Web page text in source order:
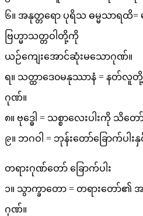
၆။ အနုတ္တရော ပုရိသ ဓမ္မသာရထိ
ဗြဟ္မာသတ္တဝါတို့ကို
ယဉ်ကျေးအောင်ဆုံးမသောဂုဏ်။
ရ။ သတ္ထာဒေ၀မနုဿာနံ = နတ်လူ
ဂုဏ်။
၈။ ဗုဒ္ဓေါ = သစ္စာလေးပါးကို သိတ
၉။ ဘဂဝါ = ဘုန်းတော်ခြောက်ပါ
တရားဂုဏ်တော် ခြောက်ပါး
၁။ သွာက္ခာတော = တရားတော်
ဂုဏ်။